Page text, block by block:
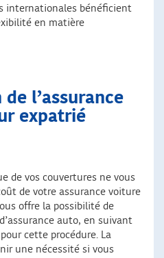
internationales bénéficient
en matière
l’assurance
expatrié
de vos couvertures ne vous
de votre assurance voiture
offre la possibilité de
auto, en suivant
cette procédure. La
une nécessité si vous